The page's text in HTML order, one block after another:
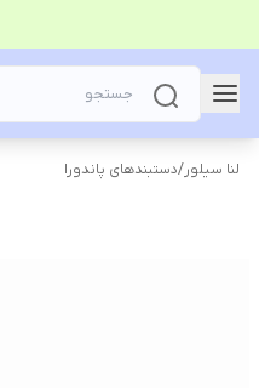
لنا سیلور/دستبندهای پاندورا